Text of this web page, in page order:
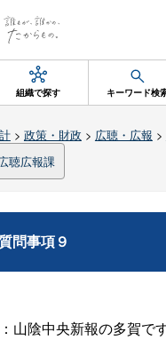
組織で探す キーワード検
> 政策・財政 > 広聴・広報 >
聴広報課
問事項９
山陰中央新報の多賀で